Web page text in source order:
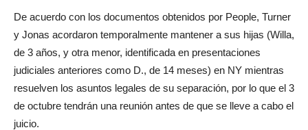
De acuerdo con los documentos obtenidos por People, Turner
y Jonas acordaron temporalmente mantener a sus hijas (Willa,
de 3 años, y otra menor, identificada en presentaciones
judiciales anteriores como D., de 14 meses) en NY mientras
resuelven los asuntos legales de su separación, por lo que el 3
de octubre tendrán una reunión antes de que se lleve a cabo el
juicio.